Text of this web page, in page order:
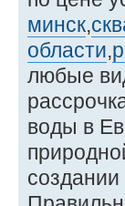
минск,
области,
любые
воды в